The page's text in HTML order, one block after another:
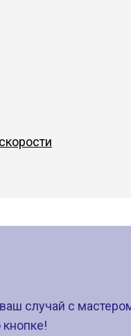
случай с
кнопке!